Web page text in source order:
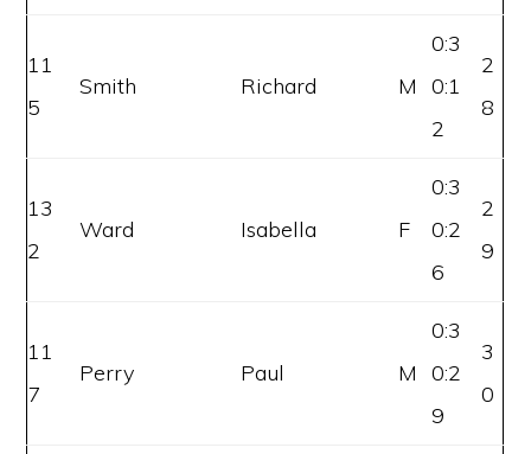
11
5
Smith Richard M
0:3
0:1
2
2
8
13
2
Ward Isabella F
0:3
0:2
6
2
9
11
7
Perry Paul M
0:3
0:2
9
3
0